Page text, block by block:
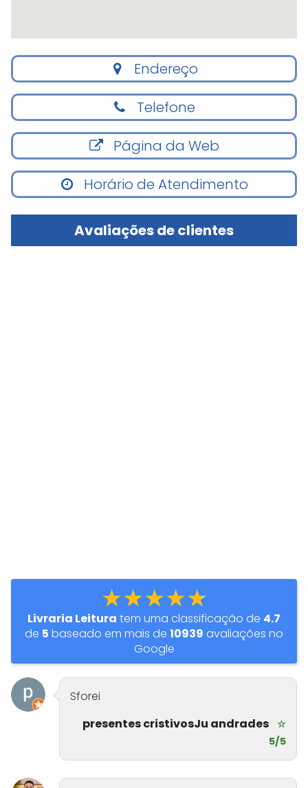
Endereço
Telefone
Página da Web
Horário de Atendimento
Avaliações de clientes
★★★★★
Livraria Leitura tem uma classificação de 4.7
de 5 baseado em mais de 10939 avaliações no
Google
Sforei
presentes cristivosJu andrades ☆
5/5